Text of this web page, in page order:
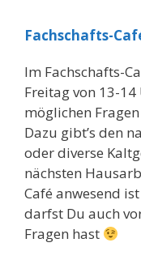
Fachschafts-
Im Fachschafts-
Freitag von 13-
möglichen
Dazu gibt’s den
oder diverse
nächsten
Café anwesend
darfst Du auch
Fragen hast